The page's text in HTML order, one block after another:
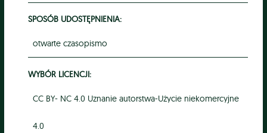
SPOSÓB UDOSTĘPNIENIA:
otwarte czasopismo
WYBÓR LICENCJI:
CC BY- NC 4.0 Uznanie autorstwa-Użycie niekomercyjne
4.0